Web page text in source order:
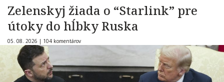
Zelenskyj žiada o “Starlink” pre
útoky do hĺbky Ruska
05. 08. 2026 | 104 komentárov